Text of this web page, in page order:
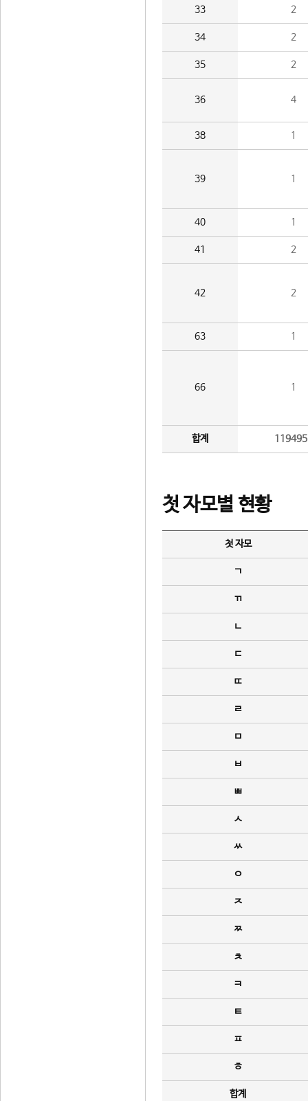
33 2
34 2
35 2
36 4
38 1
39 1
40 1
41 2
42 2
63 1
66 1
합계
첫 자모별 현황
첫 자모
ㄱ
ㄲ
ㄴ
ㄷ
ㄸ
ㄹ
ㅁ
ㅂ
ㅃ
ㅅ
ㅆ
ㅇ
ㅈ
ㅉ
ㅊ
ㅋ
ㅌ
ㅍ
ㅎ
합계